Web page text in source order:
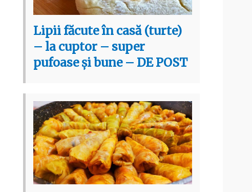
Lipii făcute în casă (turte)
– la cuptor – super
pufoase și bune – DE POST